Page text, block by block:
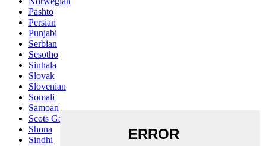
Pashto
Persian
Punjabi
Serbian
Sesotho
Sinhala
Slovak
Slovenian
Somali
Samoan
Scots Gaelic
Shona
Sindhi